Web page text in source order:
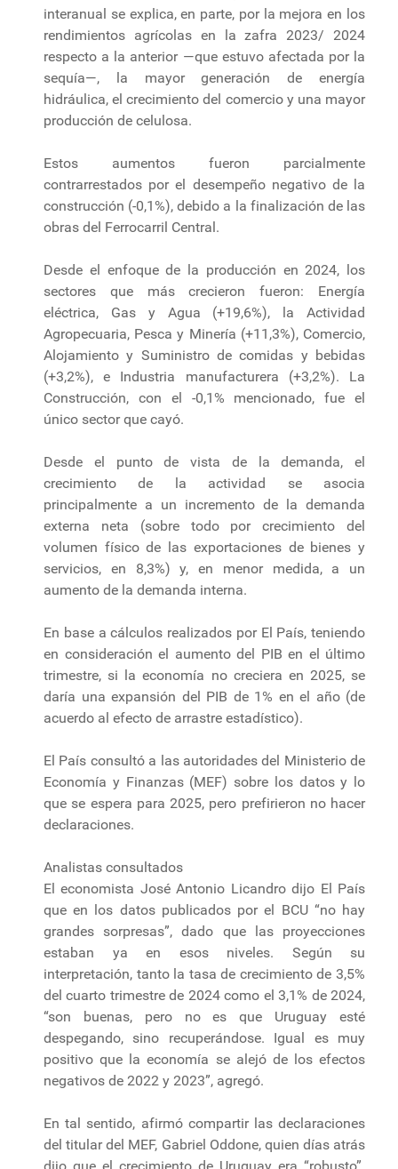
interanual se explica, en parte, por la mejora en los
rendimientos agrícolas en la zafra 2023/ 2024
respecto a la anterior —que estuvo afectada por la
sequía—, la mayor generación de energía
hidráulica, el crecimiento del comercio y una mayor
producción de celulosa.
Estos aumentos fueron parcialmente
contrarrestados por el desempeño negativo de la
construcción (-0,1%), debido a la finalización de las
obras del Ferrocarril Central.
Desde el enfoque de la producción en 2024, los
sectores que más crecieron fueron: Energía
eléctrica, Gas y Agua (+19,6%), la Actividad
Agropecuaria, Pesca y Minería (+11,3%), Comercio,
Alojamiento y Suministro de comidas y bebidas
(+3,2%), e Industria manufacturera (+3,2%). La
Construcción, con el -0,1% mencionado, fue el
único sector que cayó.
Desde el punto de vista de la demanda, el
crecimiento de la actividad se asocia
principalmente a un incremento de la demanda
externa neta (sobre todo por crecimiento del
volumen físico de las exportaciones de bienes y
servicios, en 8,3%) y, en menor medida, a un
aumento de la demanda interna.
En base a cálculos realizados por El País, teniendo
en consideración el aumento del PIB en el último
trimestre, si la economía no creciera en 2025, se
daría una expansión del PIB de 1% en el año (de
acuerdo al efecto de arrastre estadístico).
El País consultó a las autoridades del Ministerio de
Economía y Finanzas (MEF) sobre los datos y lo
que se espera para 2025, pero prefirieron no hacer
declaraciones.
Analistas consultados
El economista José Antonio Licandro dijo El País
que en los datos publicados por el BCU “no hay
grandes sorpresas”, dado que las proyecciones
estaban ya en esos niveles. Según su
interpretación, tanto la tasa de crecimiento de 3,5%
del cuarto trimestre de 2024 como el 3,1% de 2024,
“son buenas, pero no es que Uruguay esté
despegando, sino recuperándose. Igual es muy
positivo que la economía se alejó de los efectos
negativos de 2022 y 2023”, agregó.
En tal sentido, afirmó compartir las declaraciones
del titular del MEF, Gabriel Oddone, quien días atrás